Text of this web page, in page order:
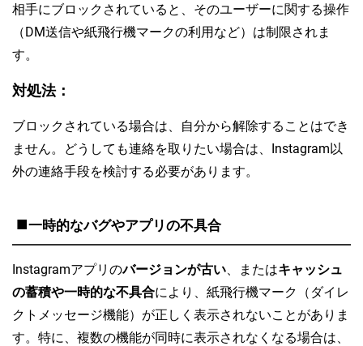
相手にブロックされていると、そのユーザーに関する操作
（DM送信や紙飛行機マークの利用など）は制限されま
す。
対処法：
ブロックされている場合は、自分から解除することはでき
ません。どうしても連絡を取りたい場合は、Instagram以
外の連絡手段を検討する必要があります。
■一時的なバグやアプリの不具合
Instagramアプリのバージョンが古い 、またはキャッシュ
の蓄積や一時的な不具合により、紙飛行機マーク（ダイレ
クトメッセージ機能）が正しく表示されないことがありま
す。特に、複数の機能が同時に表示されなくなる場合は、